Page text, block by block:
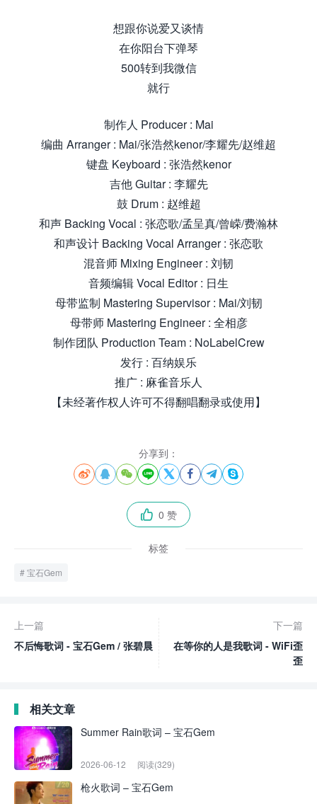
想跟你说爱又谈情
在你阳台下弹琴
500转到我微信
就行
制作人 Producer : Mai
编曲 Arranger : Mai/张浩然kenor/李耀先/赵维超
键盘 Keyboard : 张浩然kenor
吉他 Guitar : 李耀先
鼓 Drum : 赵维超
和声 Backing Vocal : 张恋歌/孟呈真/曾嵘/费瀚林
和声设计 Backing Vocal Arranger : 张恋歌
混音师 Mixing Engineer : 刘韧
音频编辑 Vocal Editor : 日生
母带监制 Mastering Supervisor : Mai/刘韧
母带师 Mastering Engineer : 全相彦
制作团队 Production Team : NoLabelCrew
发行 : 百纳娱乐
推广 : 麻雀音乐人
【未经著作权人许可不得翻唱翻录或使用】
分享到：
       
 0 赞
标签
宝石Gem
上一篇
不后悔歌词 - 宝石Gem / 张碧晨
下一篇
在等你的人是我歌词 - WiFi歪
歪
相关文章
Summer Rain歌词 – 宝石Gem
2026-06-12 阅读(329)
枪火歌词 – 宝石Gem